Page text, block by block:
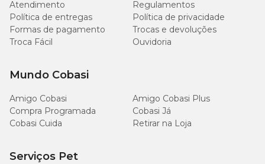
Programadae agendar a reposição derações
, petiscos e
outros produtos essenciais com praticidade e economia.
Aproveite as promoções e escolha osmelhores petiscos
tem acesso a ofertas exclusivas todos os meses, com
descontos especiais em diversas categorias do pet shop.
Atendimento
Regulamentos
Política de entregas
Política de privacidade
Formas de pagamento
Trocas e devoluções
Troca Fácil
Ouvidoria
Mundo Cobasi
Amigo Cobasi
Amigo Cobasi Plus
Compra Programada
Cobasi Já
Cobasi Cuida
Retirar na Loja
Serviços Pet